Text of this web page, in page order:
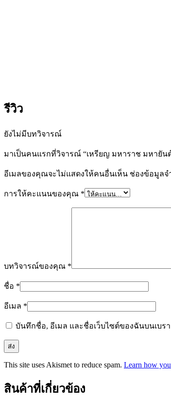
รีวิว
ยังไม่มีบทวิจารณ์
มาเป็นคนแรกที่วิจารณ์ “เหรียญ มหาราช มหายัน
อีเมลของคุณจะไม่แสดงให้คนอื่นเห็น ช่องข้อมูลจ
การให้คะแนนของคุณ *
บทวิจารณ์ของคุณ *
ชื่อ *
อีเมล *
บันทึกชื่อ, อีเมล และชื่อเว็บไซต์ของฉันบนเบร
This site uses Akismet to reduce spam. Learn how
สินค้าที่เกี่ยวข้อง